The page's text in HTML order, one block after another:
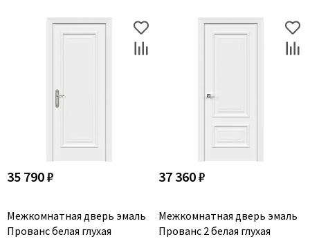
35 790 ₽
Межкомнатная дверь эмаль
Прованс белая глухая
37 360 ₽
Межкомнатная дверь эмаль
Прованс 2 белая глухая